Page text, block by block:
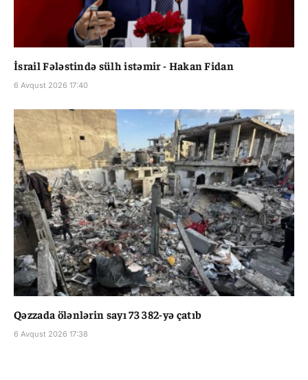
İsrail Fələstində sülh istəmir - Hakan Fidan
6 Avqust 2026 17:40
Qəzzada ölənlərin sayı 73 382-yə çatıb
6 Avqust 2026 17:38